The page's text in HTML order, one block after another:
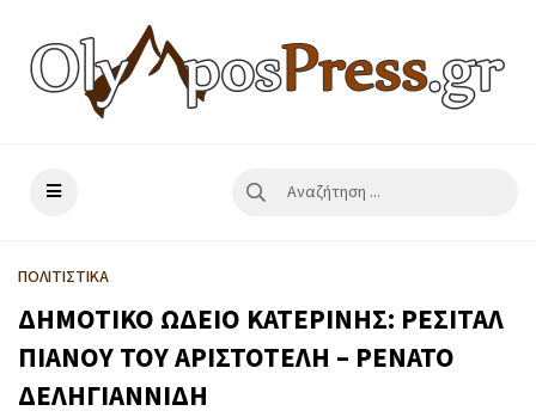
ΠΟΛΙΤΙΣΤΙΚΑ
ΔΗΜΟΤΙΚΟ ΩΔΕΙΟ ΚΑΤΕΡΙΝΗΣ: ΡΕΣΙΤΑΛ
ΠΙΑΝΟΥ ΤΟΥ ΑΡΙΣΤΟΤΕΛΗ – ΡΕΝΑΤΟ
ΔΕΛΗΓΙΑΝΝΙΔΗ